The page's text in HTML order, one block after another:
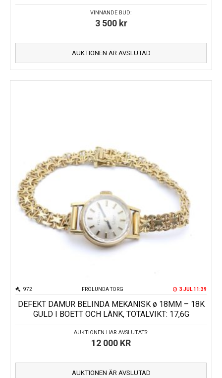
VINNANDE BUD:
3 500 kr
AUKTIONEN ÄR AVSLUTAD
FRÖLUNDA TORG
972 3 JUL 11:39
DEFEKT DAMUR BELINDA MEKANISK ø 18MM – 18K
GULD I BOETT OCH LÄNK, TOTALVIKT: 17,6G
AUKTIONEN HAR AVSLUTATS:
12 000 KR
AUKTIONEN ÄR AVSLUTAD